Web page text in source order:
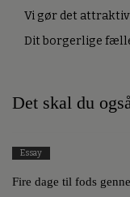
Vi gør det
Dit borgerlige
Det skal du
Essay
Fire dage til fods